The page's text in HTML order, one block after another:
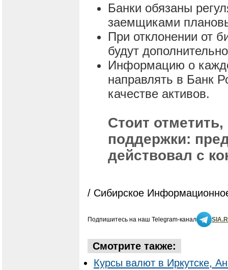
Банки обязаны
заемщиками
При отклонении от
будут
Информацию о
направлять в Банк
качестве активов.
Стоит
поддержки:
действовал с
/ Сибирское
Подпишитесь на наш Telegram-канал
Смотрите также:
Курсы валют в Иркутске,